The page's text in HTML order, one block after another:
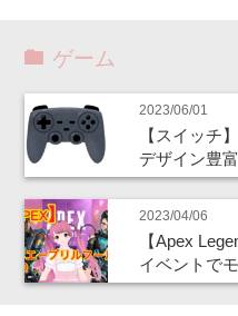
ゲーム
2023/06/01
【スイッチ
デザイン豊
2023/04/06
【Apex
イベントで